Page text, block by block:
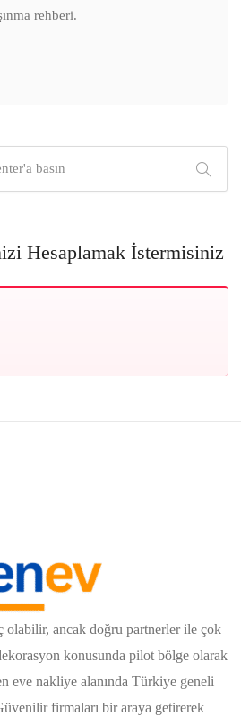
rehberi.
Hesaplamak İstermisiniz
olabilir, ancak doğru partnerler ile çok
konusunda pilot bölge olarak
eve nakliye alanında Türkiye geneli
firmaları bir araya getirerek